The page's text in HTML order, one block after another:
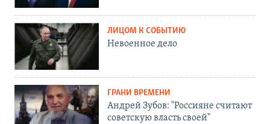
ЛИЦОМ К СОБЫТИЮ
Невоенное дело
ГРАНИ ВРЕМЕНИ
Андрей Зубов: "Россияне считают
советскую власть своей"